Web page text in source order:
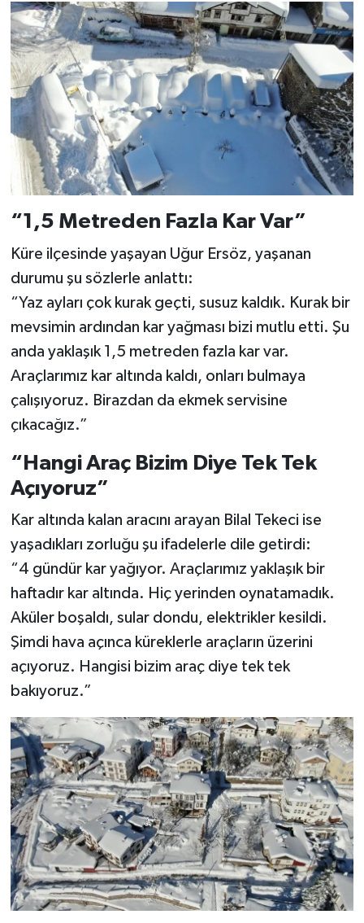
“1,5 Metreden Fazla Kar Var”
Küre ilçesinde yaşayan Uğur Ersöz, yaşanan
durumu şu sözlerle anlattı:
“Yaz ayları çok kurak geçti, susuz kaldık. Kurak bir
mevsimin ardından kar yağması bizi mutlu etti. Şu
anda yaklaşık 1,5 metreden fazla kar var.
Araçlarımız kar altında kaldı, onları bulmaya
çalışıyoruz. Birazdan da ekmek servisine
çıkacağız.”
“Hangi Araç Bizim Diye Tek Tek
Açıyoruz”
Kar altında kalan aracını arayan Bilal Tekeci ise
yaşadıkları zorluğu şu ifadelerle dile getirdi:
“4 gündür kar yağıyor. Araçlarımız yaklaşık bir
haftadır kar altında. Hiç yerinden oynatamadık.
Aküler boşaldı, sular dondu, elektrikler kesildi.
Şimdi hava açınca küreklerle araçların üzerini
açıyoruz. Hangisi bizim araç diye tek tek
bakıyoruz.”